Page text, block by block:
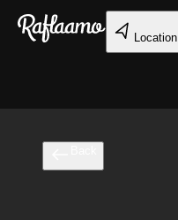
Skip to main content
Location